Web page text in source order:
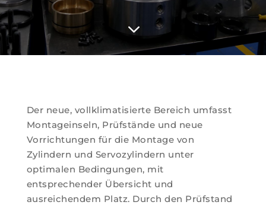
3
Der neue, vollklimatisierte Bereich umfasst
Montageinseln, Prüfstände und neue
Vorrichtungen für die Montage von
Zylindern und Servozylindern unter
optimalen Bedingungen, mit
entsprechender Übersicht und
ausreichendem Platz. Durch den Prüfstand